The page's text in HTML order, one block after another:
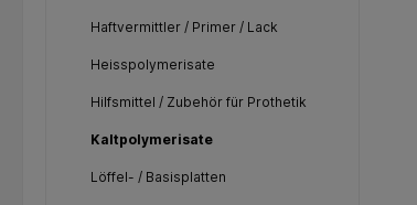
Haftvermittler / Primer / Lack
Heisspolymerisate
Hilfsmittel / Zubehör für Prothetik
Kaltpolymerisate
Löffel- / Basisplatten